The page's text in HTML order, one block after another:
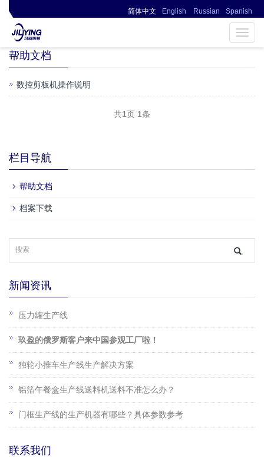
简体中文 English Russian Spanish
▎ 页面未找到0086-13394110095
帮助文档
数控剪板机操作说明
共1页 1条
栏目导航
帮助文档
档案下载
新闻资讯
压力罐生产线
玖盈的俄罗斯客户来中国参观工厂啦！
独轮小推车生产线生产解决方案
铝箔午餐盒生产线送料机送料不准怎么办？
门框生产线的生产机器有哪些？具体参数参考
联系我们